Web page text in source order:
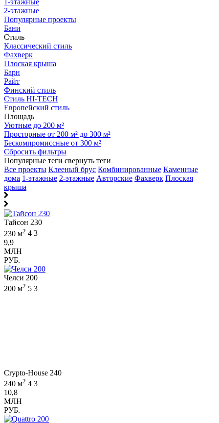
1-этажные
2-этажные
Популярные проекты
Бани
Стиль
Классический стиль
Фахверк
Плоская крыша
Барн
Райт
Финский стиль
Стиль HI-TECH
Европейский стиль
Площадь
Уютные до 200 м²
Просторные от 200 м² до 300 м²
Бескомпромиссные от 300 м²
Сбросить фильтры
Популярные теги свернуть теги
Все проекты Клееный брус Комбинированные Каменные
дома 1-этажные 2-этажные Авторские Фахверк Плоская
крыша
Тайсон 230
230 м2 4 3
9,9
МЛН
РУБ.
Челси 200
200 м2 5 3
Crypto-House 240
240 м2 4 3
10,8
МЛН
РУБ.